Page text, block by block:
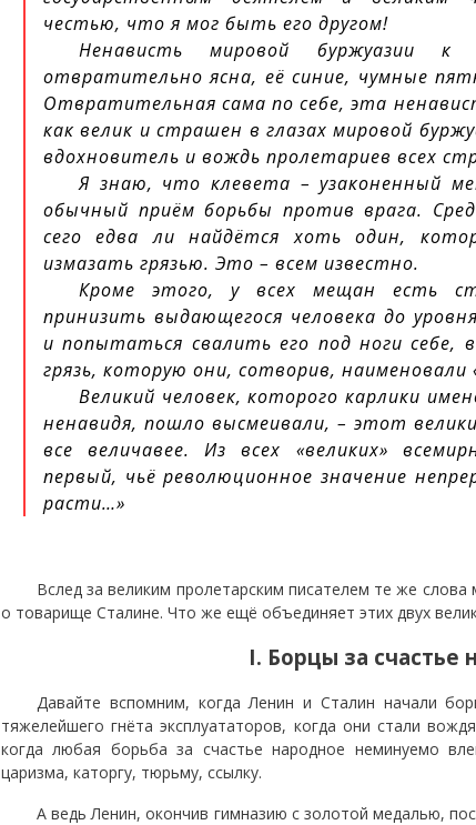
честью, что я мог быть его другом!
Ненависть мировой буржуазии
отвратительно ясна, её синие, чумные
Отвратительная сама по себе, эта
как велик и страшен в глазах мировой
вдохновитель и вождь пролетариев всех
Я знаю, что клевета – узаконенный
обычный приём борьбы против врага.
сего едва ли найдётся хоть один,
измазать грязью. Это – всем известно.
Кроме этого, у всех мещан есть
принизить выдающегося человека до
и попытаться свалить его под ноги себе,
грязь, которую они, сотворив,
Великий человек, которого карлики
ненавидя, пошло высмеивали, – этот
все величавее. Из всех «великих»
первый, чьё революционное значение
расти…»
Вслед за великим пролетарским писателем те же
о товарище Сталине. Что же ещё объединяет этих двух
I. Борцы за счастье
Давайте вспомним, когда Ленин и Сталин начали
тяжелейшего гнёта эксплуататоров, когда они стали
когда любая борьба за счастье народное неминуемо
царизма, каторгу, тюрьму, ссылку.
А ведь Ленин, окончив гимназию с золотой медалью,